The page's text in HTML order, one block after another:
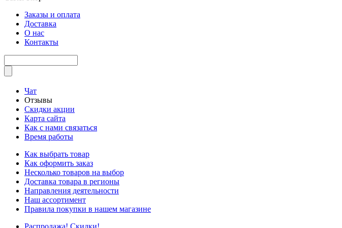
Заказы и оплата
Доставка
О нас
Контакты
Чат
Отзывы
Скидки акции
Карта сайта
Как с нами связаться
Время работы
Как выбрать товар
Как оформить заказ
Несколько товаров на выбор
Доставка товара в регионы
Направления деятельности
Наш ассортимент
Правила покупки в нашем магазине
Распродажа! Скидки!